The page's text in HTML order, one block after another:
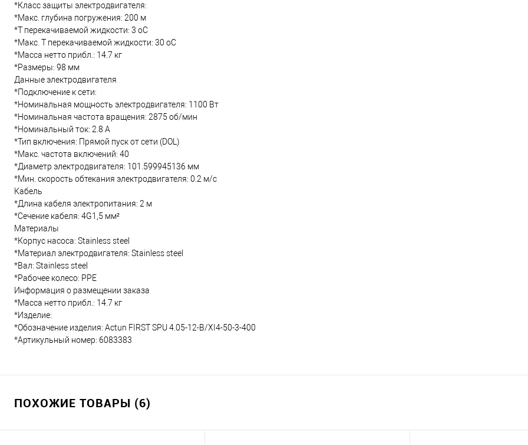
*Класс защиты электродвигателя:
*Макс. глубина погружения: 200 м
*Т перекачиваемой жидкости: 3 oC
*Макс. T перекачиваемой жидкости: 30 oC
*Масса нетто прибл.: 14.7 кг
*Размеры: 98 мм
Данные электродвигателя
*Подключение к сети:
*Номинальная мощность электродвигателя: 1100 Вт
*Номинальная частота вращения: 2875 об/мин
*Номинальный ток: 2.8 А
*Тип включения: Прямой пуск от сети (DOL)
*Макс. частота включений: 40
*Диаметр электродвигателя: 101.599945136 мм
*Мин. скорость обтекания электродвигателя: 0.2 м/с
Кабель
*Длина кабеля электропитания: 2 м
*Сечение кабеля: 4G1,5 мм²
Материалы
*Корпус насоса: Stainless steel
*Материал электродвигателя: Stainless steel
*Вал: Stainless steel
*Рабочее колесо: PPE
Информация о размещении заказа
*Масса нетто прибл.: 14.7 кг
*Изделие:
*Обозначение изделия: Actun FIRST SPU 4.05-12-B/XI4-50-3-400
*Артикульный номер: 6083383
ПОХОЖИЕ ТОВАРЫ (6)